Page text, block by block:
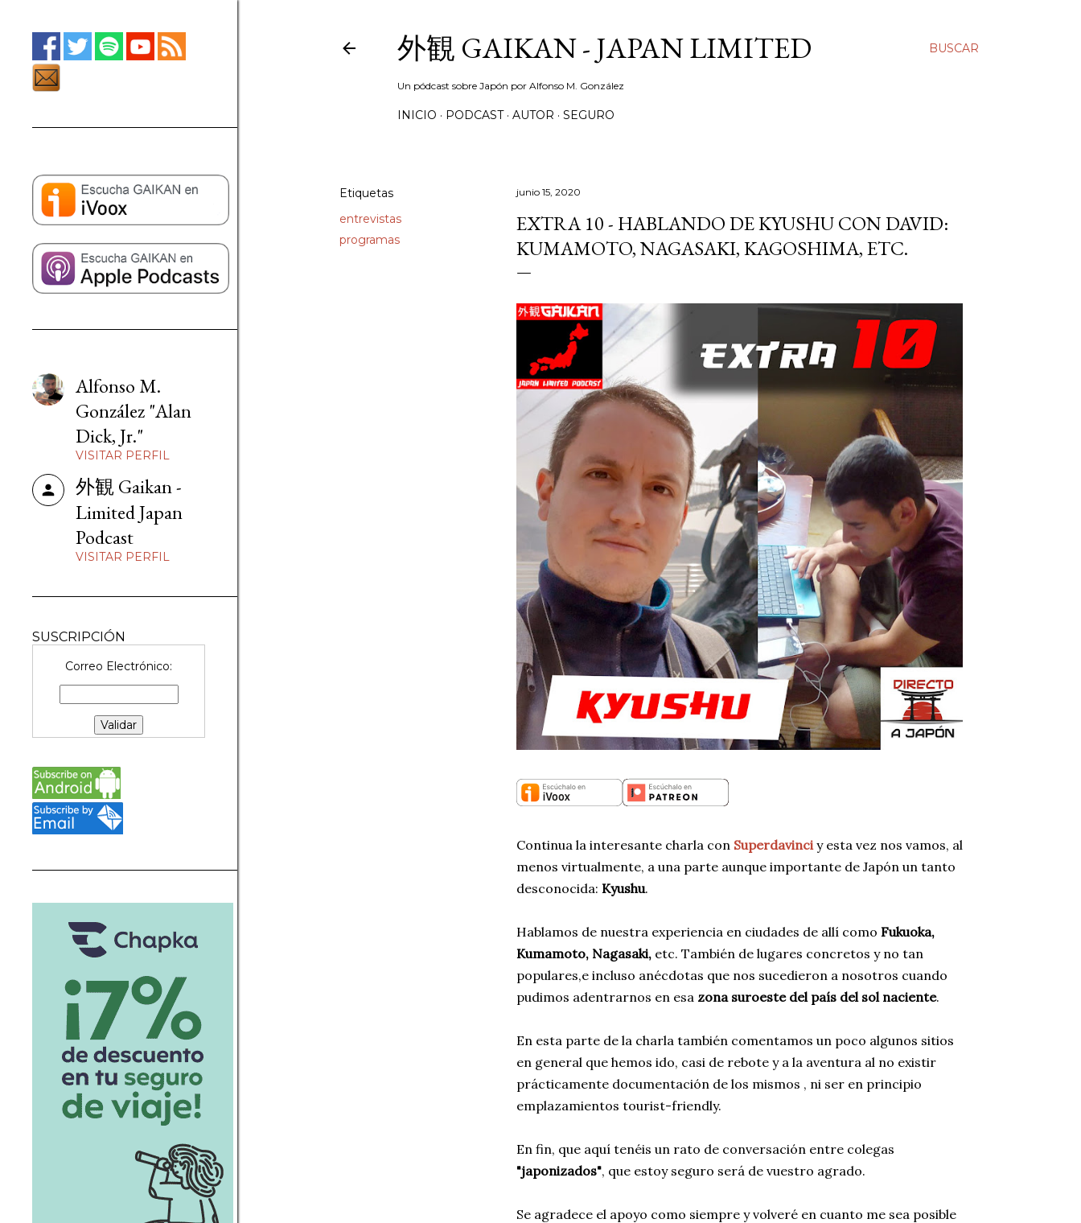
BUSCAR
外観 GAIKAN - JAPAN LIMITED
Un pódcast sobre Japón por Alfonso M. González
INICIO PODCAST AUTOR SEGURO
Etiquetas
entrevistas
programas
junio 15, 2020
EXTRA 10 - HABLANDO DE KYUSHU CON DAVID:
KUMAMOTO, NAGASAKI, KAGOSHIMA, ETC.
Continua la interesante charla con Superdavinciy esta vez nos vamos, al
menos virtualmente, a una parte aunque importante de Japón un tanto
desconocida: Kyushu.
Hablamos de nuestra experiencia en ciudades de allí como Fukuoka,
Kumamoto, Nagasaki, etc. También de lugares concretos y no tan
populares,e incluso anécdotas que nos sucedieron a nosotros cuando
pudimos adentrarnos en esa zona suroeste del país del sol naciente.
En esta parte de la charla también comentamos un poco algunos sitios
en general que hemos ido, casi de rebote y a la aventura al no existir
prácticamente documentación de los mismos , ni ser en principio
emplazamientos tourist-friendly.
En fin, que aquí tenéis un rato de conversación entre colegas
"japonizados", que estoy seguro será de vuestro agrado.
Se agradece el apoyo como siempre y volveré en cuanto me sea posible
Alfonso M.
González "Alan
Dick, Jr."
VISITAR PERFIL
外観 Gaikan -
Limited Japan
Podcast
VISITAR PERFIL
SUSCRIPCIÓN
Correo Electrónico: